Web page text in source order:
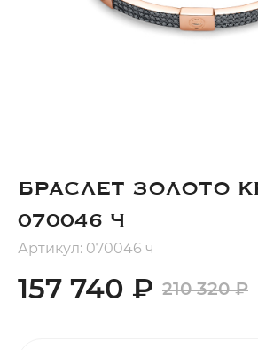
БРАСЛЕТ ЗОЛОТО
070046 Ч
Артикул: 070046 ч
157 740 ₽ 210 320 ₽
Получайте товар
выбранный способом
Оставшиеся75% будут